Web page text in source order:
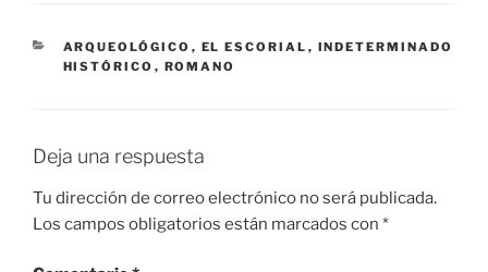
CATEGORÍAS
ARQUEOLÓGICO , EL ESCORIAL , INDETERMINADO
HISTÓRICO , ROMANO
Deja una respuesta
Tu dirección de correo electrónico no será publicada.
Los campos obligatorios están marcados con *